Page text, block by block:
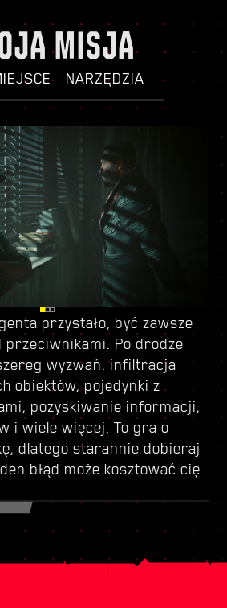
MISJA
NARZĘDZIA
przystało, być zawsze
przeciwnikami. Po drodze
wyzwań: infiltracja
obiektów, pojedynki z
pozyskiwanie informacji,
i wiele więcej. To gra o
dlatego starannie dobieraj
błąd może kosztować cię
— zrujnowanej części
przez
. To miejsce oferuje
możliwości zarobku,
ale zawsze
krępuj się, to co robisz
to twoja sprawa, ale miej
— niebezpieczeństwo czai się
ci statusu tajnego agenta
teraz dostęp do
umiejętności— zrób z niego
znajdziesz też sprzęt
szukać w Night City.
arsenału wedle uznania —
chwyty są dozwolone.